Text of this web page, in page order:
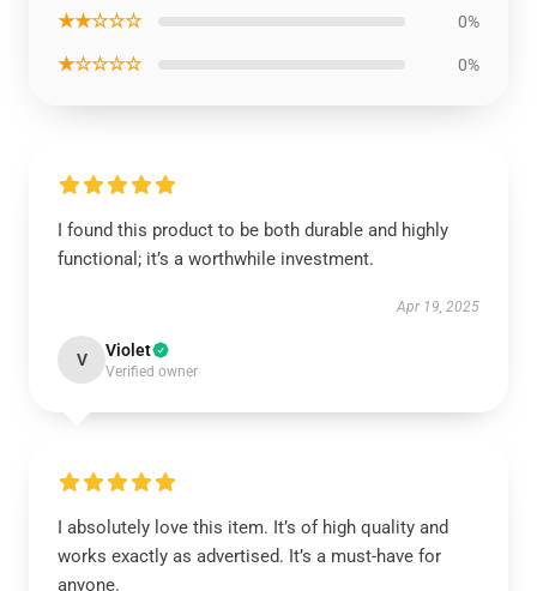
★★☆☆☆ 0%
★☆☆☆☆ 0%
I found this product to be both durable and highly
functional; it’s a worthwhile investment.
Apr 19, 2025
V Violet
Verified owner
I absolutely love this item. It’s of high quality and
works exactly as advertised. It’s a must-have for
anyone.